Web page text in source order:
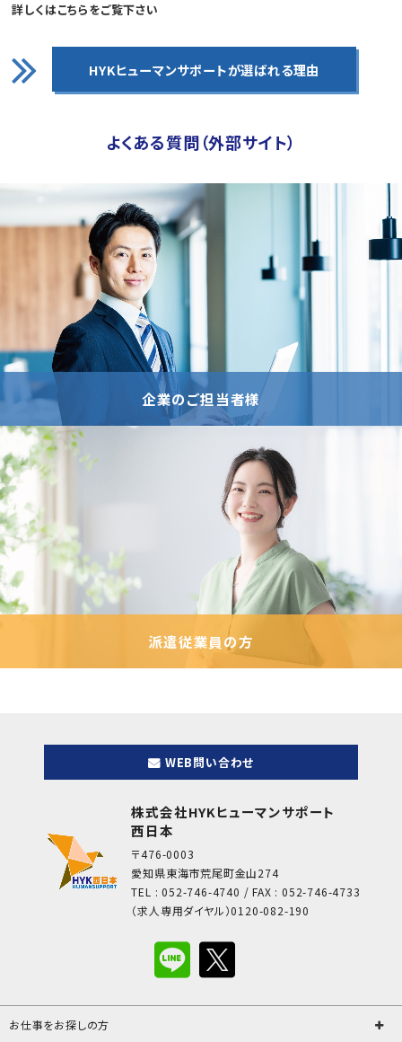
詳しくはこちらをご覧下さい
HYKヒューマンサポートが選ばれる理由
よくある質問（外部サイト）
企業のご担当者様
派遣従業員の方
WEB問い合わせ
株式会社HYKヒューマンサポート
西日本
〒476-0003
愛知県東海市荒尾町金山274
TEL : 052-746-4740 / FAX : 052-746-4733
（求人専用ダイヤル）0120-082-190
お仕事をお探しの方